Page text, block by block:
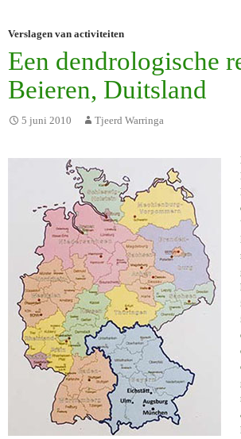
Verslagen van activiteiten
Een dendrologische
Beieren, Duitsland
5 juni 2010 Tjeerd Warringa